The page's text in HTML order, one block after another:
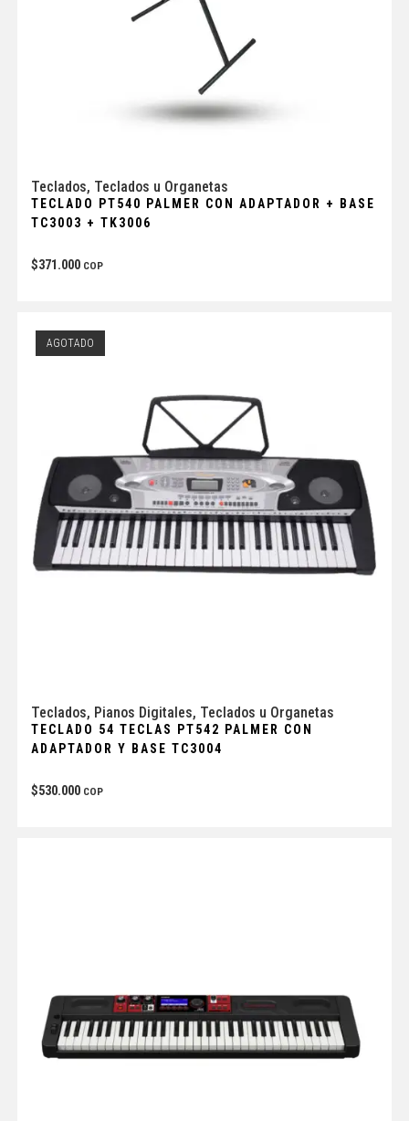
Teclados, Teclados u Organetas
TECLADO PT540 PALMER CON ADAPTADOR + BASE
TC3003 + TK3006
$371.000 COP
AGOTADO
Teclados, Pianos Digitales, Teclados u Organetas
TECLADO 54 TECLAS PT542 PALMER CON
ADAPTADOR Y BASE TC3004
$530.000 COP